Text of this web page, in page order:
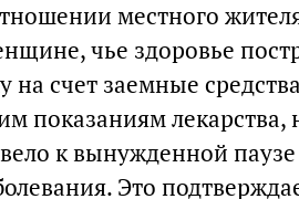
местного
чье здоровье
на счет заемные
показаниям лекарства,
к вынужденной
Это